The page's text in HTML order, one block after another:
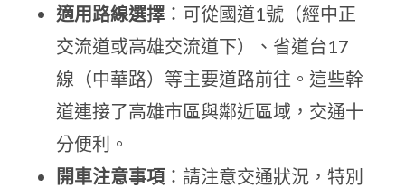
適用路線選擇 ：可從國道1號（經中正
交流道或高雄交流道下）、省道台17
線（中華路）等主要道路前往。這些幹
道連接了高雄市區與鄰近區域，交通十
分便利。
開車注意事項 ：請注意交通狀況，特別